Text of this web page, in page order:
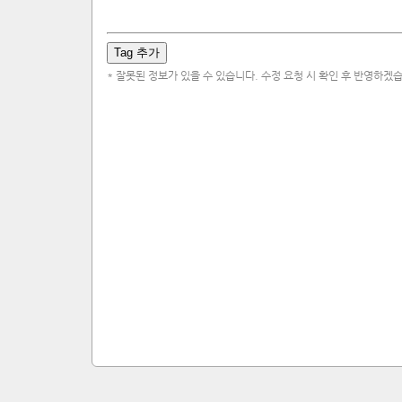
Tag 추가
* 잘못된 정보가 있을 수 있습니다. 수정 요청 시 확인 후 반영하겠